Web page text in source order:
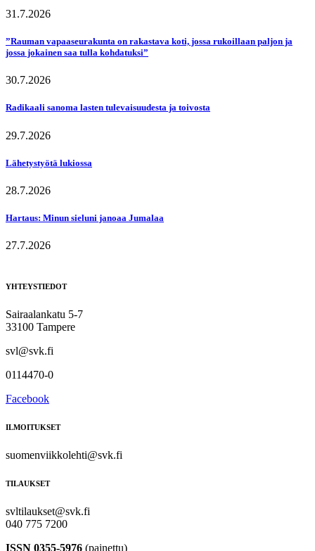
31.7.2026
”Rauman vapaaseurakunta on rakastava koti, jossa rukoillaan paljon ja
jossa jokainen saa tulla kohdatuksi”
30.7.2026
Radikaali sanoma lasten tulevaisuudesta ja toivosta
29.7.2026
Lähetystyötä lukiossa
28.7.2026
Hartaus: Minun sieluni janoaa Jumalaa
27.7.2026
YHTEYSTIEDOT
Sairaalankatu 5-7
33100 Tampere
svl@svk.fi
0114470-0
Facebook
ILMOITUKSET
suomenviikkolehti@svk.fi
TILAUKSET
svltilaukset@svk.fi
040 775 7200
ISSN 0355-5976 (painettu)